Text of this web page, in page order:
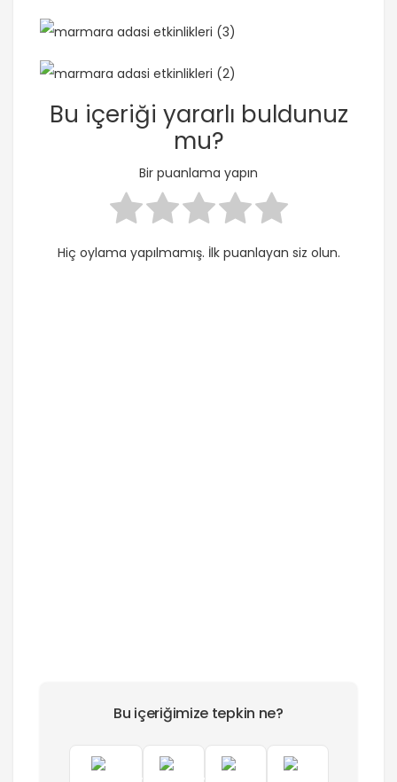
Bu içeriği yararlı buldunuz
mu?
Bir puanlama yapın
Hiç oylama yapılmamış. İlk puanlayan siz olun.
Bu içeriğimize tepkin ne?